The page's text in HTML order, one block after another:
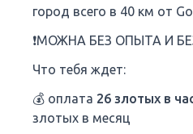
город всего в 40 км от
❗МОЖНА БЕЗ ОПЫТА И
Что тебя ждет:
💰 оплата 26 злотых в
злотых в месяц